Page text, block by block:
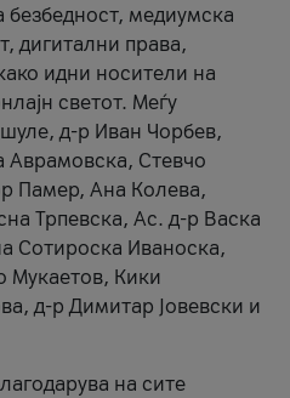
безбедност, медиумска
дигитални права,
идни носители на
светот. Меѓу
д-р Иван Чорбев,
Аврамовска, Стевчо
Памер, Ана Колева,
Трпевска, Ас. д-р Васка
Сотироска Иваноска,
Мукаетов, Кики
д-р Димитар Јовевски и
на сите